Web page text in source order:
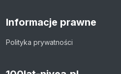
Informacje prawne
Polityka prywatności